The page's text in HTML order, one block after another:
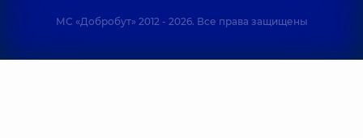
МС «Добробут» 2012 - 2026. Все права защищены